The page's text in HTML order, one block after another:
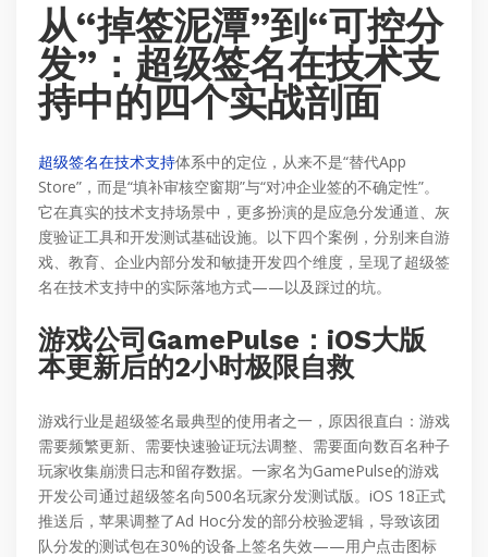
从“掉签泥潭”到“可控分
发”：超级签名在技术支
持中的四个实战剖面
超级签名在技术支持体系中的定位，从来不是“替代App
Store”，而是“填补审核空窗期”与“对冲企业签的不确定性”。
它在真实的技术支持场景中，更多扮演的是应急分发通道、灰
度验证工具和开发测试基础设施。以下四个案例，分别来自游
戏、教育、企业内部分发和敏捷开发四个维度，呈现了超级签
名在技术支持中的实际落地方式——以及踩过的坑。
游戏公司GamePulse：iOS大版
本更新后的2小时极限自救
游戏行业是超级签名最典型的使用者之一，原因很直白：游戏
需要频繁更新、需要快速验证玩法调整、需要面向数百名种子
玩家收集崩溃日志和留存数据。一家名为GamePulse的游戏
开发公司通过超级签名向500名玩家分发测试版。iOS 18正式
推送后，苹果调整了Ad Hoc分发的部分校验逻辑，导致该团
队分发的测试包在30%的设备上签名失效——用户点击图标